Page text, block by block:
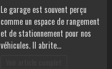
Le garage est souvent perçu
comme un espace de rangement
et de stationnement pour nos
véhicules. Il abrite…